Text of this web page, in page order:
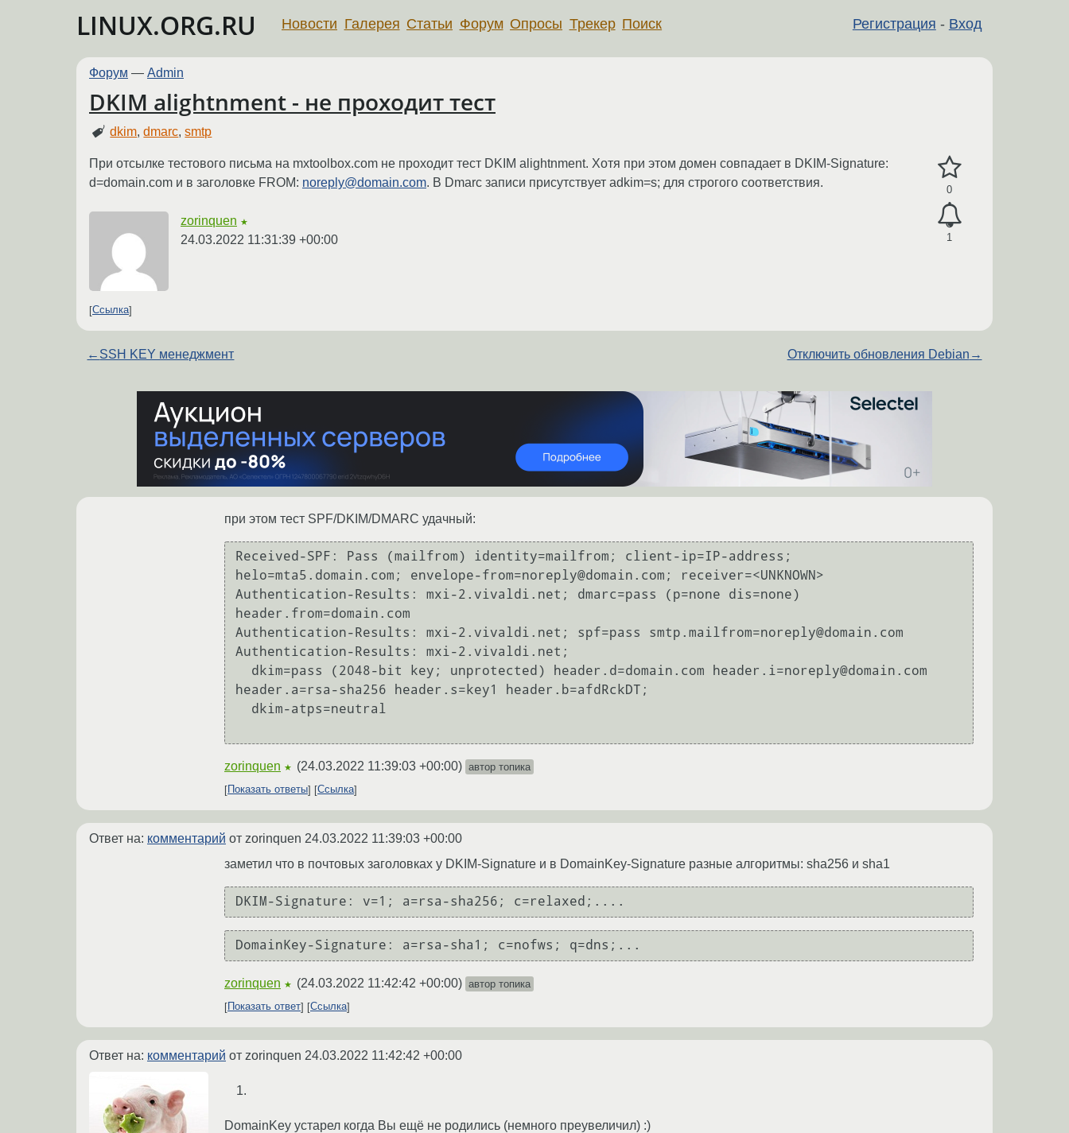
LINUX.ORG.RU Регистрация - Вход
Новости Галерея Статьи Форум Опросы Трекер Поиск
Форум — Admin
DKIM alightnment - не проходит тест
dkim,dmarc,smtp
0
1
При отсылке тестового письма на mxtoolbox.com не проходит тест DKIM alightnment. Хотя при этом домен совпадает в DKIM-Signature:
d=domain.com и в заголовке FROM: noreply@domain.com. В Dmarc записи присутствует adkim=s; для строгого соответствия.
zorinquen ★
24.03.2022 11:31:39 +00:00
Ссылка
← SSH KEY менеджмент Отключить обновления Debian →
при этом тест SPF/DKIM/DMARC удачный:
Received-SPF: Pass (mailfrom) identity=mailfrom; client-ip=IP-address;
helo=mta5.domain.com; envelope-from=noreply@domain.com; receiver=<UNKNOWN>
Authentication-Results: mxi-2.vivaldi.net; dmarc=pass (p=none dis=none)
header.from=domain.com
Authentication-Results: mxi-2.vivaldi.net; spf=pass smtp.mailfrom=noreply@domain.com
Authentication-Results: mxi-2.vivaldi.net;
header.a=rsa-sha256 header.s=key1 header.b=afdRckDT;
zorinquen ★ (24.03.2022 11:39:03 +00:00) автор топика
Показать ответы
Ссылка
Ответ на: комментарий от zorinquen 24.03.2022 11:39:03 +00:00
заметил что в почтовых заголовках у DKIM-Signature и в DomainKey-Signature разные алгоритмы: sha256 и sha1
zorinquen ★ (24.03.2022 11:42:42 +00:00) автор топика
Показать ответ
Ссылка
Ответ на: комментарий от zorinquen 24.03.2022 11:42:42 +00:00
DomainKey устарел когда Вы ещё не родились (немного преувеличил) :)